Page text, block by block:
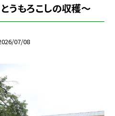
うもろこしの収穫～
07/08